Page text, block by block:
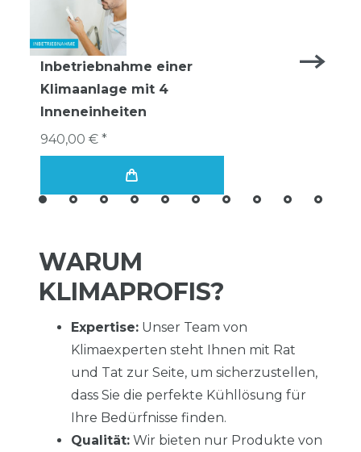
Inbetriebnahme einer
Klimaanlage mit 4
Inneneinheiten
940,00 € *
WARUM
KLIMAPROFIS?
Expertise: Unser Team von
Klimaexperten steht Ihnen mit Rat
und Tat zur Seite, um sicherzustellen,
dass Sie die perfekte Kühllösung für
Ihre Bedürfnisse finden.
Qualität: Wir bieten nur Produkte von